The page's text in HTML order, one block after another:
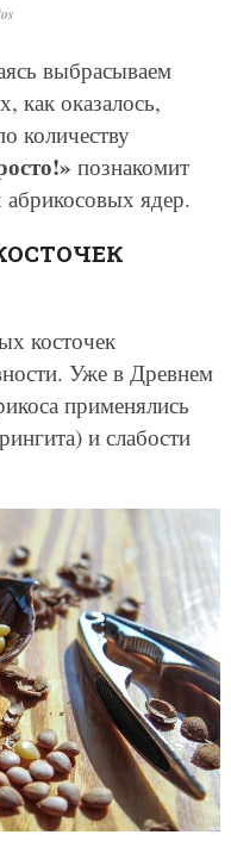
выбрасываем
как оказалось,
количеству
познакомит
абрикосовых ядер.
косточек
Уже в Древнем
применялись
и слабости